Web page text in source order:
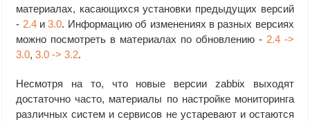
материалах, касающихся установки предыдущих версий
- 2.4и3.0. Информацию об изменениях в разных версиях
можно посмотреть в материалах по обновлению - 2.4 ->
3.0,3.0 -> 3.2.
Несмотря на то, что новые версии zabbix выходят
достаточно часто, материалы по настройке мониторинга
различных систем и сервисов не устаревают и остаются